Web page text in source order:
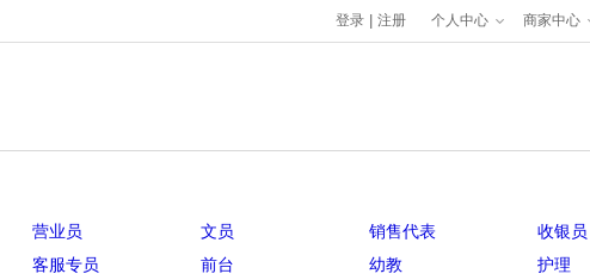
登录 注册 个人中心 商家中心
营业员 文员 销售代表 收银员
客服专员 前台 幼教 护理